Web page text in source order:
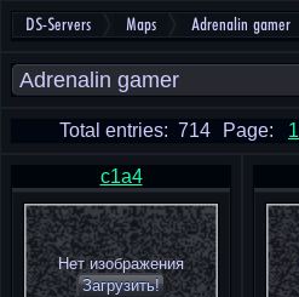
DS-Servers Maps Adrenalin gamer
Page: 1
Total entries: 714
c1a4
Нет изображения
Загрузить!